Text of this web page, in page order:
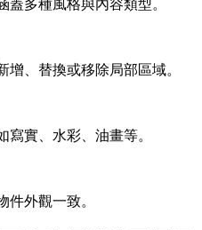
多種風格與內容類型。
、替換或移除局部區域。
寫實、水彩、油畫等。
件外觀一致。